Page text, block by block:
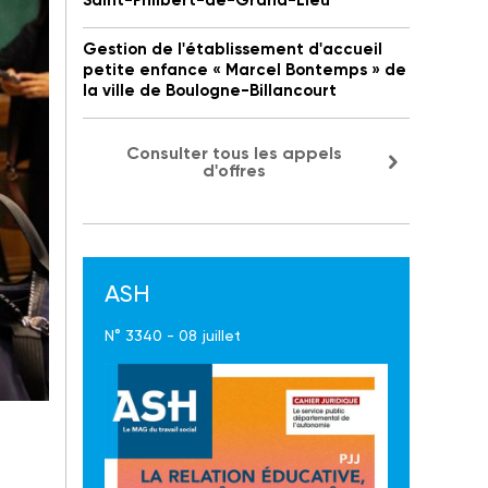
Gestion de l'établissement d'accueil
petite enfance « Marcel Bontemps » de
la ville de Boulogne-Billancourt
Consulter tous les appels
d'offres
ASH
N° 3340 - 08 juillet